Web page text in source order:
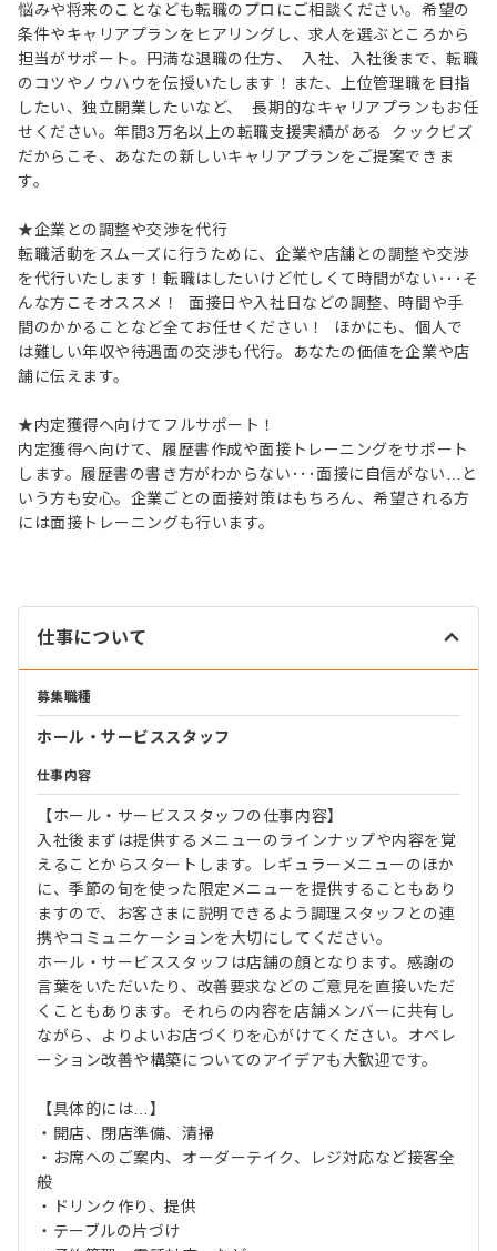
悩みや将来のことなども転職のプロにご相談ください。希望の
条件やキャリアプランをヒアリングし、求人を選ぶところから
担当がサポート。円満な退職の仕方、 入社、入社後まで、転職
のコツやノウハウを伝授いたします！また、上位管理職を目指
したい、独立開業したいなど、 長期的なキャリアプランもお任
せください。年間3万名以上の転職支援実績がある クックビズ
だからこそ、あなたの新しいキャリアプランをご提案できま
す。
★企業との調整や交渉を代行
転職活動をスムーズに行うために、企業や店舗との調整や交渉
を代行いたします！転職はしたいけど忙しくて時間がない･･･そ
んな方こそオススメ！ 面接日や入社日などの調整、時間や手
間のかかることなど全てお任せください！ ほかにも、個人で
は難しい年収や待遇面の交渉も代行。あなたの価値を企業や店
舗に伝えます。
★内定獲得へ向けてフルサポート！
内定獲得へ向けて、履歴書作成や面接トレーニングをサポート
します。履歴書の書き方がわからない･･･面接に自信がない…と
いう方も安心。企業ごとの面接対策はもちろん、希望される方
には面接トレーニングも行います。
仕事について
募集職種
ホール・サービススタッフ
仕事内容
【ホール・サービススタッフの仕事内容】
入社後まずは提供するメニューのラインナップや内容を覚
えることからスタートします。レギュラーメニューのほか
に、季節の旬を使った限定メニューを提供することもあり
ますので、お客さまに説明できるよう調理スタッフとの連
携やコミュニケーションを大切にしてください。
ホール・サービススタッフは店舗の顔となります。感謝の
言葉をいただいたり、改善要求などのご意見を直接いただ
くこともあります。それらの内容を店舗メンバーに共有し
ながら、よりよいお店づくりを心がけてください。オペレ
ーション改善や構築についてのアイデアも大歓迎です。
【具体的には…】
・開店、閉店準備、清掃
・お席へのご案内、オーダーテイク、レジ対応など接客全
般
・ドリンク作り、提供
・テーブルの片づけ